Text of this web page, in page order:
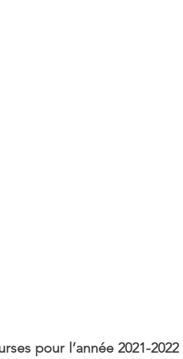
pour l’année 2021-